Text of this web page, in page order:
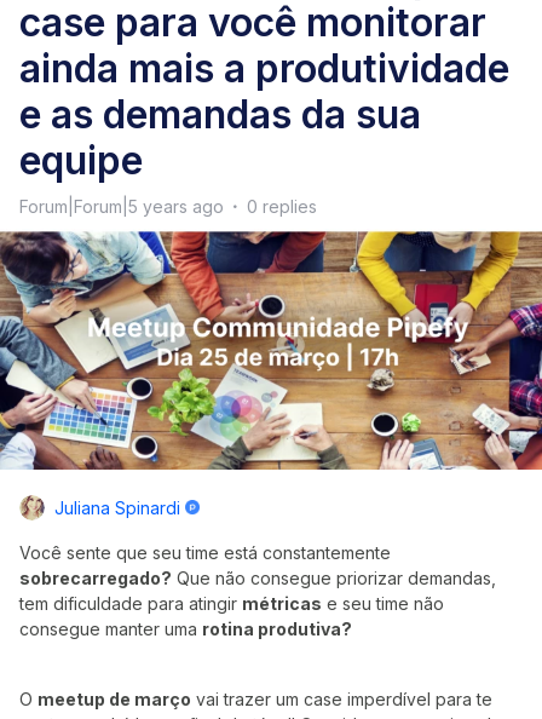
case para você monitorar
ainda mais a produtividade
e as demandas da sua
equipe
Forum|Forum|5 years ago 0 replies
Juliana Spinardi
Você sente que seu time está constantemente
sobrecarregado? Que não consegue priorizar demandas,
tem dificuldade para atingir métricas e seu time não
consegue manter uma rotina produtiva?
O meetup de março vai trazer um case imperdível para te